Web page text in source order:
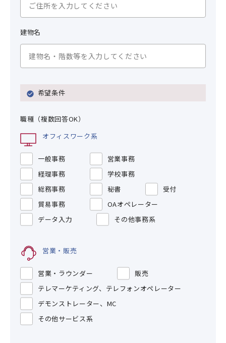
建物名
希望条件
職種（複数回答OK）
オフィスワーク系
一般事務
営業事務
経理事務
学校事務
総務事務
秘書
受付
貿易事務
OAオペレーター
データ入力
その他事務系
営業・販売
営業・ラウンダー
販売
テレマーケティング、テレフォンオペレーター
デモンストレーター、MC
その他サービス系